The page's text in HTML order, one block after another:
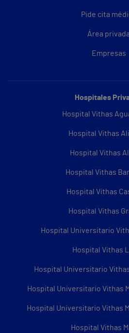
Pide cita
Área privada
Empresas
Hospitales
Hospital Vithas
Hospital Vithas
Hospital Vithas
Hospital Vithas
Hospital Vithas
Hospital Vithas
Hospital Universitario
Hospital Vithas
Hospital Universitario
Hospital Universitario Vithas
Hospital Universitario Vithas
Hospital Vithas